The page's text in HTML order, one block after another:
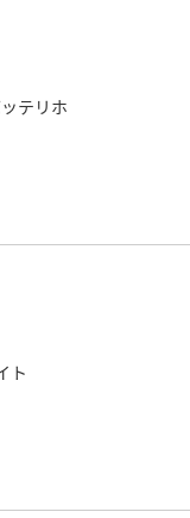
テリホ
ト